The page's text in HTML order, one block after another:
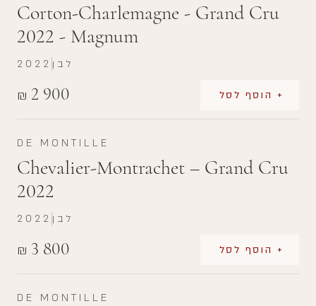
Corton-Charlemagne - Grand Cru
2022 - Magnum
₪ 2 900 + הוסף לסל
2022 לבן
DE MONTILLE
Chevalier-Montrachet – Grand Cru
2022
₪ 3 800 + הוסף לסל
2022 לבן
DE MONTILLE